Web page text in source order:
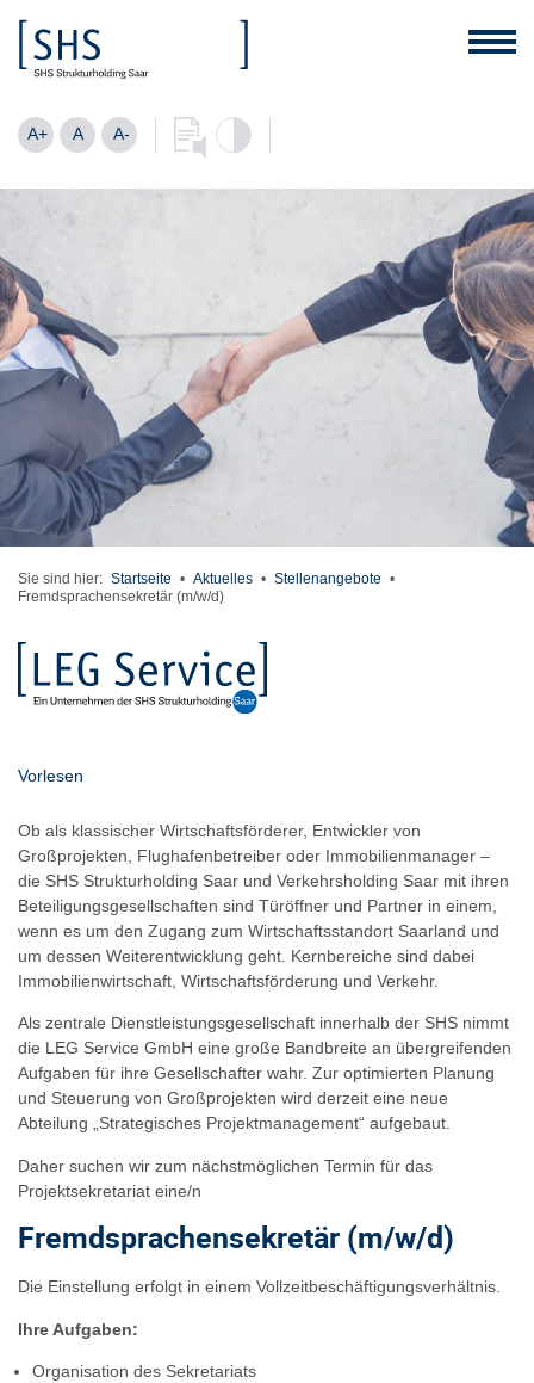
A+ A A-
Sie sind hier: Startseite • Aktuelles • Stellenangebote •
Fremdsprachensekretär (m/w/d)
Vorlesen
Ob als klassischer Wirtschaftsförderer, Entwickler von
Großprojekten, Flughafenbetreiber oder Immobilienmanager –
die SHS Strukturholding Saar und Verkehrsholding Saar mit ihren
Beteiligungsgesellschaften sind Türöffner und Partner in einem,
wenn es um den Zugang zum Wirtschaftsstandort Saarland und
um dessen Weiterentwicklung geht. Kernbereiche sind dabei
Immobilienwirtschaft, Wirtschaftsförderung und Verkehr.
Als zentrale Dienstleistungsgesellschaft innerhalb der SHS nimmt
die LEG Service GmbH eine große Bandbreite an übergreifenden
Aufgaben für ihre Gesellschafter wahr. Zur optimierten Planung
und Steuerung von Großprojekten wird derzeit eine neue
Abteilung „Strategisches Projektmanagement“ aufgebaut.
Daher suchen wir zum nächstmöglichen Termin für das
Projektsekretariat eine/n
Fremdsprachensekretär (m/w/d)
Die Einstellung erfolgt in einem Vollzeitbeschäftigungsverhältnis.
Ihre Aufgaben:
Organisation des Sekretariats